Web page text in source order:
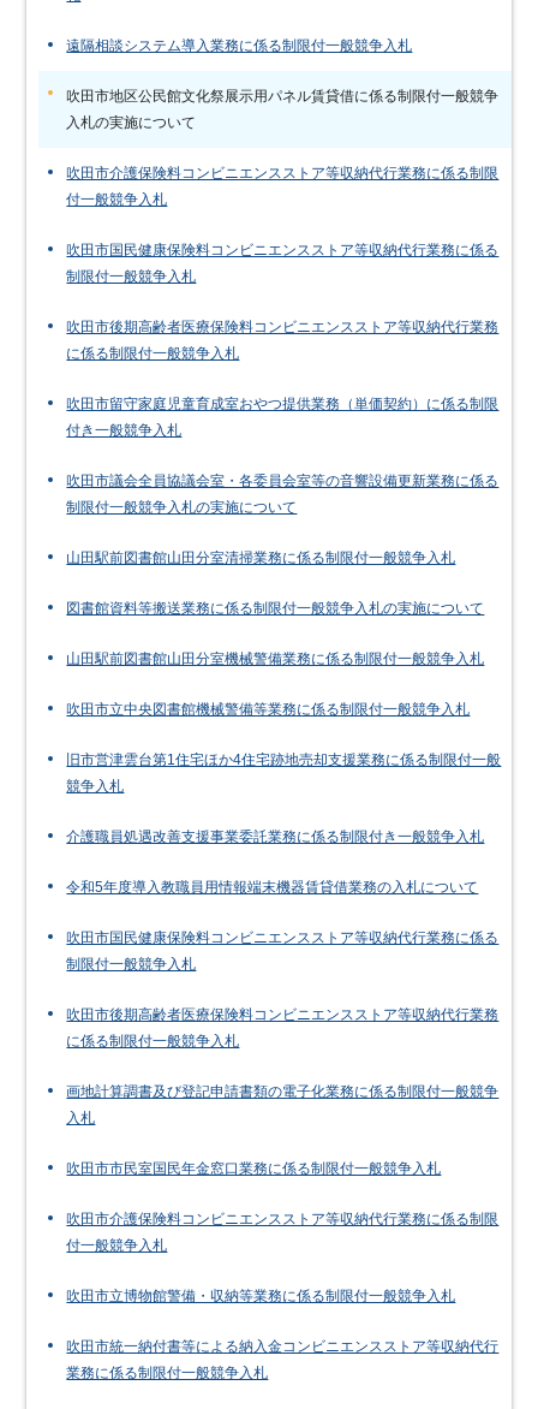
遠隔相談システム導入業務に係る制限付一般競争入札
吹田市地区公民館文化祭展示用パネル賃貸借に係る制限付一般競争
入札の実施について
吹田市介護保険料コンビニエンスストア等収納代行業務に係る制限
付一般競争入札
吹田市国民健康保険料コンビニエンスストア等収納代行業務に係る
制限付一般競争入札
吹田市後期高齢者医療保険料コンビニエンスストア等収納代行業務
に係る制限付一般競争入札
吹田市留守家庭児童育成室おやつ提供業務（単価契約）に係る制限
付き一般競争入札
吹田市議会全員協議会室・各委員会室等の音響設備更新業務に係る
制限付一般競争入札の実施について
山田駅前図書館山田分室清掃業務に係る制限付一般競争入札
図書館資料等搬送業務に係る制限付一般競争入札の実施について
山田駅前図書館山田分室機械警備業務に係る制限付一般競争入札
吹田市立中央図書館機械警備等業務に係る制限付一般競争入札
旧市営津雲台第1住宅ほか4住宅跡地売却支援業務に係る制限付一般
競争入札
介護職員処遇改善支援事業委託業務に係る制限付き一般競争入札
令和5年度導入教職員用情報端末機器賃貸借業務の入札について
吹田市国民健康保険料コンビニエンスストア等収納代行業務に係る
制限付一般競争入札
吹田市後期高齢者医療保険料コンビニエンスストア等収納代行業務
に係る制限付一般競争入札
画地計算調書及び登記申請書類の電子化業務に係る制限付一般競争
入札
吹田市市民室国民年金窓口業務に係る制限付一般競争入札
吹田市介護保険料コンビニエンスストア等収納代行業務に係る制限
付一般競争入札
吹田市立博物館警備・収納等業務に係る制限付一般競争入札
吹田市統一納付書等による納入金コンビニエンスストア等収納代行
業務に係る制限付一般競争入札